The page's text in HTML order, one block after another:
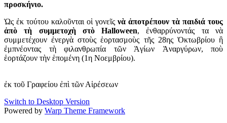
προσκήνιο.
Ὡς ἐκ τούτου καλοῦνται οἱ γονεῖς νὰ ἀποτρέπουν τὰ παιδιά τους
ἀπὸ τὴ συμμετοχὴ στὸ Halloween, ἐνθαρρύνοντάς τα νὰ
συμμετέχουν ἐνεργὰ στοὺς ἑορτασμοὺς τῆς 28ης Ὀκτωβρίου ἢ
ἐμπνέοντας τὴ φιλανθρωπία τῶν Ἁγίων Ἀναργύρων, ποὺ
ἑορτάζουν τὴν ἑπομένη (1η Νοεμβρίου).
ἐκ τοῦ Γραφείου ἐπὶ τῶν Αἱρέσεων
Switch to Desktop Version
Powered by Warp Theme Framework